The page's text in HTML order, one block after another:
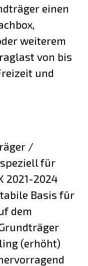
einen
weiterem
von bis
und
/
für
2021-2024
Basis für
dem
(erhöht)